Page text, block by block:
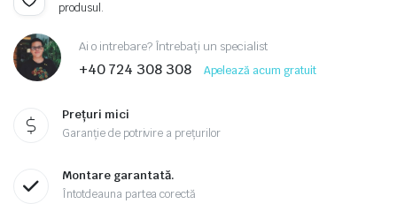
produsul.
Ai o intrebare? Întrebați un specialist
+40 724 308 308 Apelează acum gratuit
Prețuri mici
Garanție de potrivire a prețurilor
Montare garantată.
Întotdeauna partea corectă